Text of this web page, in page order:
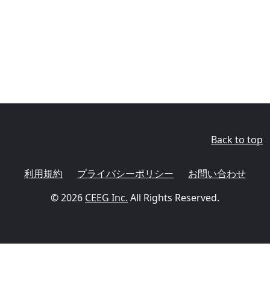
Back to top
利用規約 プライバシーポリシー
お問い合わせ
© 2026 CEEG Inc. All Rights Reserved.